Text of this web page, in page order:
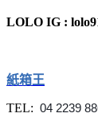
LOLO IG :
紙箱王
TEL: 04 2239